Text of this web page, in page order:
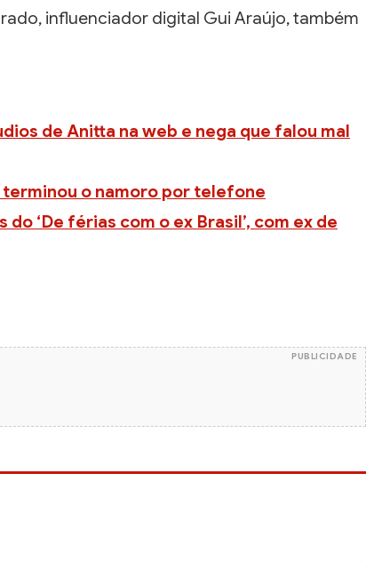
influenciador digital Gui Araújo, também
de Anitta na web e nega que falou mal
o namoro por telefone
‘De férias com o ex Brasil’, com ex de
PUBLICIDADE